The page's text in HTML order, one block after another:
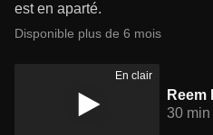
est en aparté.
Disponible plus de 6 mois
En clair
Reem
30 min